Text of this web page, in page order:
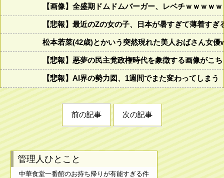
【画像】全盛期ドムドムバーガー、レベチｗｗｗｗ
【悲報】最近のZの女の子、日本が暑すぎて薄着すぎ
松本若菜(42歳)とかいう突然現れた美人おばさん女優
【悲報】悪夢の民主党政権時代を象徴する画像がこ
【悲報】AI界の勢力図、1週間でまた変わってしまう
前の記事 次の記事
管理人ひとこと
中華食堂一番館のお持ち帰りが有能すぎる件